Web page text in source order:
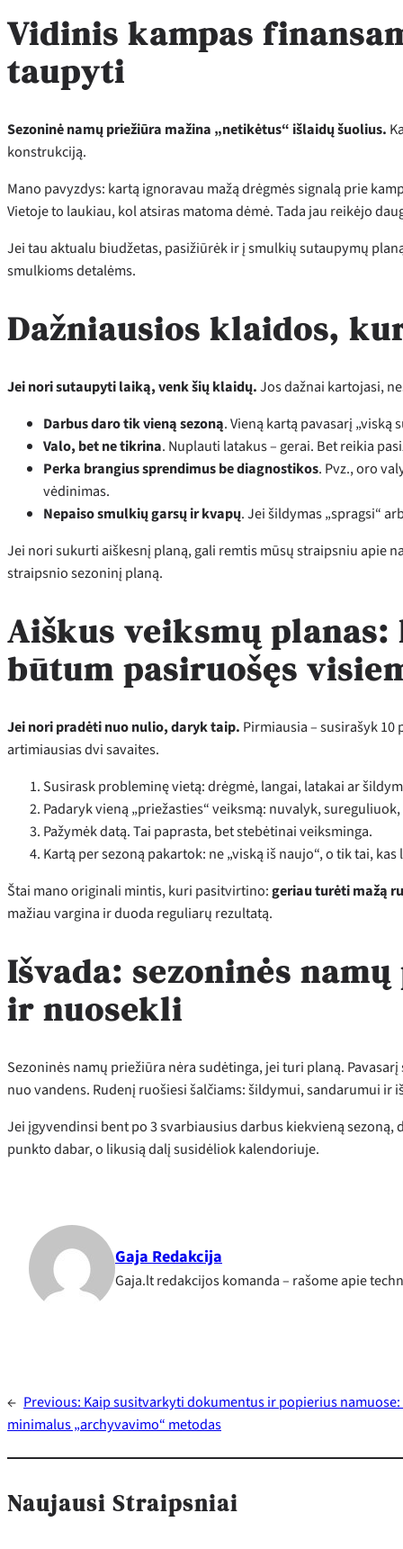
Vidinis kampas
taupyti
Sezoninė namų priežiūra mažina „netikėtus“ išlaidų šuolius.
konstrukciją.
Mano pavyzdys: kartą ignoravau mažą drėgmės signalą prie
Vietoje to laukiau, kol atsiras matoma dėmė. Tada jau reikėjo
Jei tau aktualu biudžetas, pasižiūrėk ir į smulkių sutaupymų
smulkioms detalėms.
Dažniausios klaidos,
Jei nori sutaupyti laiką, venk šių klaidų.Jos dažnai kartojasi,
Darbus daro tik vieną sezoną. Vieną kartą pavasarį „viską
Valo, bet ne tikrina. Nuplauti latakus – gerai. Bet reikia
Perka brangius sprendimus be diagnostikos. Pvz., oro
vėdinimas.
Nepaiso smulkių garsų ir kvapų. Jei šildymas „spragsi“
Jei nori sukurti aiškesnį planą, gali remtis mūsų straipsniu apie
straipsnio sezoninį planą.
Aiškus veiksmų
būtum pasiruošęs
Jei nori pradėti nuo nulio, daryk taip. Pirmiausia – susirašyk
artimiausias dvi savaites.
Susirask probleminę vietą: drėgmė, langai, latakai ar
Padaryk vieną „priežasties“ veiksmą: nuvalyk,
Pažymėk datą. Tai paprasta, bet stebėtinai veiksminga.
Kartą per sezoną pakartok: ne „viską iš naujo“, o tik tai, kas
Štai mano originali mintis, kuri pasitvirtino:geriau turėti mažą
mažiau vargina ir duoda reguliarų rezultatą.
Išvada: sezoninės
ir nuosekli
Sezoninės namų priežiūra nėra sudėtinga, jei turi planą.
nuo vandens. Rudenį ruošiesi šalčiams: šildymui, sandarumui ir
Jei įgyvendinsi bent po 3 svarbiausius darbus kiekvieną
punkto dabar, o likusią dalį susidėliok kalendoriuje.
Gaja Redakcija
Gaja.lt redakcijos komanda – rašome apie
← Previous: Kaip susitvarkyti dokumentus ir popierius
minimalus „archyvavimo“ metodas
Naujausi Straipsniai